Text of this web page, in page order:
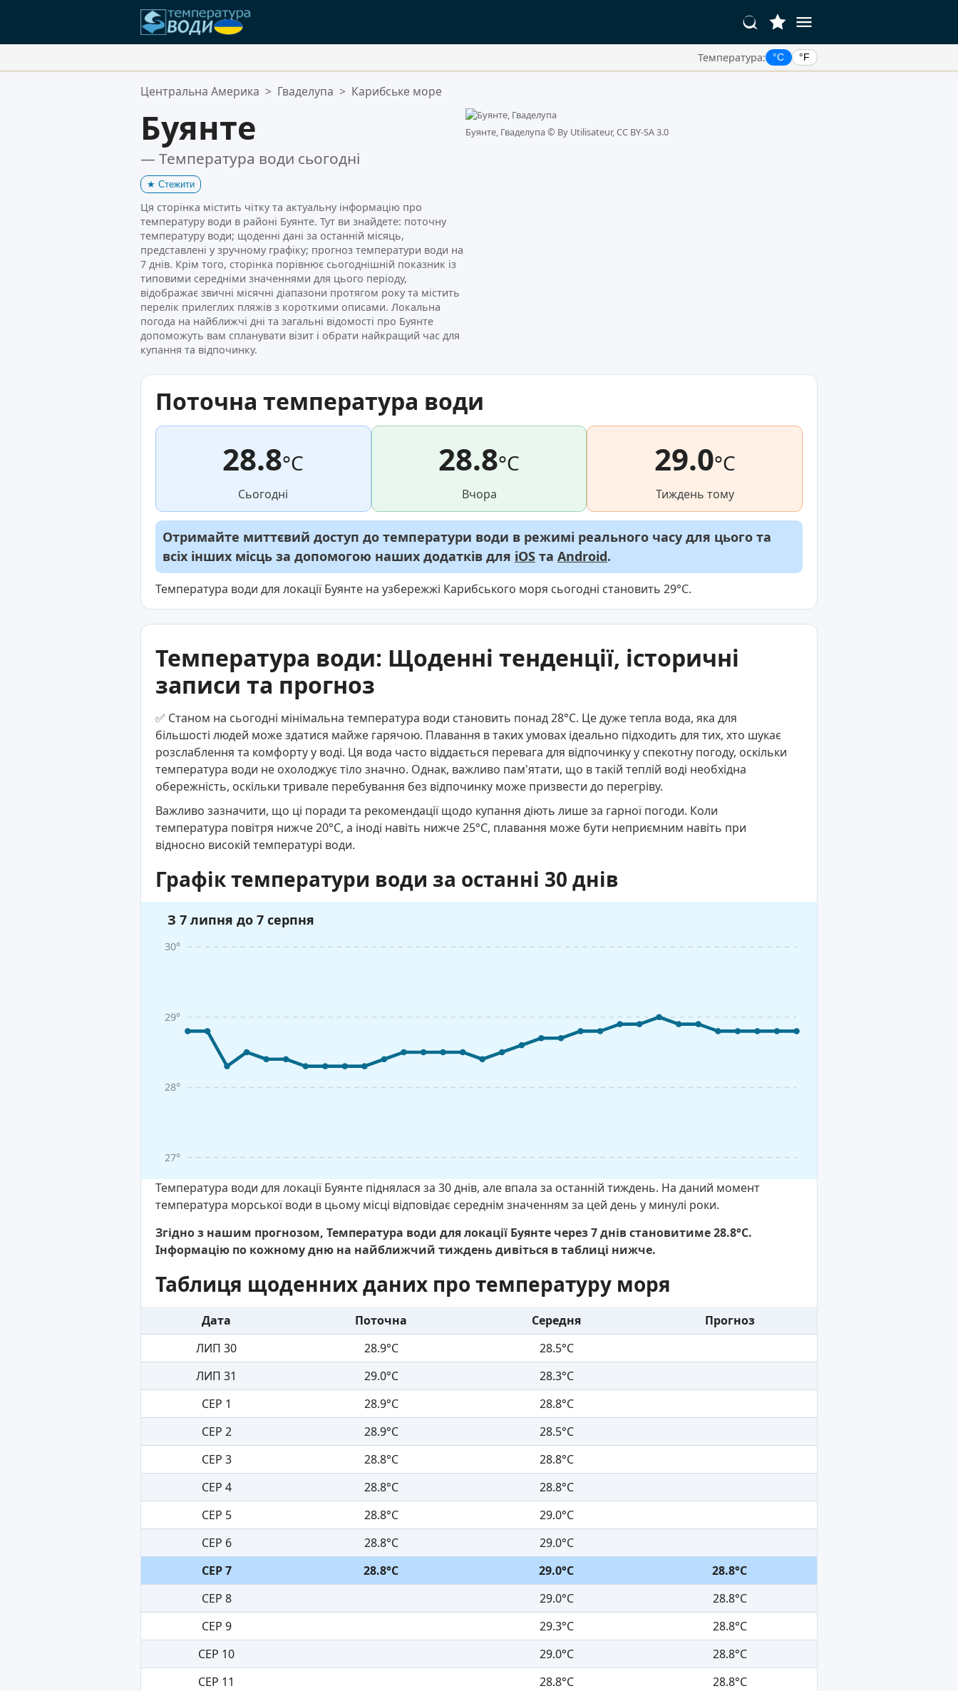
Температура: °C °F
Ваші Улюблені Місця:
Центральна Америка > Гваделупа > Карибське море
Буянте
— Температура води сьогодні
★ Стежити
Ця сторінка містить чітку та актуальну інформацію про
температуру води в районі Буянте. Тут ви знайдете: поточну
температуру води; щоденні дані за останній місяць,
представлені у зручному графіку; прогноз температури води на
7 днів. Крім того, сторінка порівнює сьогоднішній показник із
типовими середніми значеннями для цього періоду,
відображає звичні місячні діапазони протягом року та містить
перелік прилеглих пляжів з короткими описами. Локальна
погода на найближчі дні та загальні відомості про Буянте
допоможуть вам спланувати візит і обрати найкращий час для
купання та відпочинку.
Буянте, Гваделупа © By Utilisateur, CC BY-SA 3.0
Поточна температура води
28.8°C
Сьогодні
28.8°C
Вчора
29.0°C
Тиждень тому
Отримайте миттєвий доступ до температури води в режимі реального часу для цього та
всіх інших місць за допомогою наших додатків для iOS та Android.
Температура води для локації Буянте на узбережжі Карибського моря сьогодні становить 29°C.
Температура води: Щоденні тенденції, історичні
записи та прогноз
✅ Станом на сьогодні мінімальна температура води становить понад 28°C. Це дуже тепла вода, яка для
більшості людей може здатися майже гарячою. Плавання в таких умовах ідеально підходить для тих, хто шукає
розслаблення та комфорту у воді. Ця вода часто віддається перевага для відпочинку у спекотну погоду, оскільки
температура води не охолоджує тіло значно. Однак, важливо пам'ятати, що в такій теплій воді необхідна
обережність, оскільки тривале перебування без відпочинку може призвести до перегріву.
Важливо зазначити, що ці поради та рекомендації щодо купання діють лише за гарної погоди. Коли
температура повітря нижче 20°C, а іноді навіть нижче 25°C, плавання може бути неприємним навіть при
відносно високій температурі води.
Графік температури води за останні 30 днів
З 7 липня до 7 серпня
27°
28°
29°
30°
Температура води для локації Буянте піднялася за 30 днів, але впала за останній тиждень. На даний момент
температура морської води в цьому місці відповідає середнім значенням за цей день у минулі роки.
Згідно з нашим прогнозом, Температура води для локації Буянте через 7 днів становитиме 28.8°C.
Інформацію по кожному дню на найближчий тиждень дивіться в таблиці нижче.
Таблиця щоденних даних про температуру моря
Дата Поточна Середня
Прогноз
ЛИП 30
28.9°C
28.5°C
ЛИП 31
29.0°C
28.3°C
СЕР 1
28.9°C
28.8°C
СЕР 2
28.9°C
28.5°C
СЕР 3
28.8°C
28.8°C
СЕР 4
28.8°C
28.8°C
СЕР 5
28.8°C
29.0°C
СЕР 6
28.8°C
29.0°C
СЕР 7
28.8°C 29.0°C
28.8°C
СЕР 8
29.0°C
28.8°C
СЕР 9
29.3°C
28.8°C
СЕР 10
29.0°C
28.8°C
СЕР 11
28.8°C
28.8°C